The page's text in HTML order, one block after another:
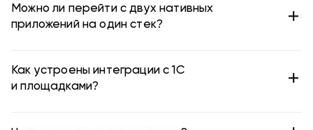
Можно ли перейти с двух нативных
приложений на один стек?
Как устроены интеграции с 1С
и площадками?